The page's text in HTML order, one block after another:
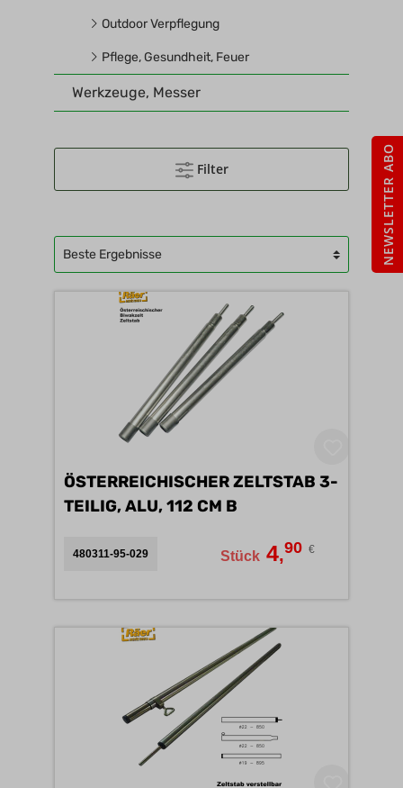
Outdoor Verpflegung
Pflege, Gesundheit, Feuer
Werkzeuge, Messer
Filter
ÖSTERREICHISCHER ZELTSTAB 3-
TEILIG, ALU, 112 CM B
480311-95-029 Stück 4,90 €
NEWSLETTER ABO